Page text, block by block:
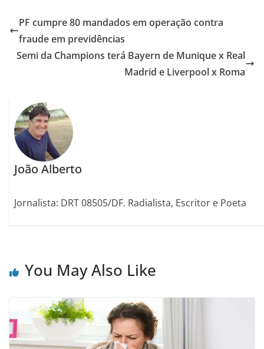
PF cumpre 80 mandados em operação contra
fraude em previdências
Semi da Champions terá Bayern de Munique x Real
Madrid e Liverpool x Roma
João Alberto
Jornalista: DRT 08505/DF. Radialista, Escritor e Poeta
You May Also Like